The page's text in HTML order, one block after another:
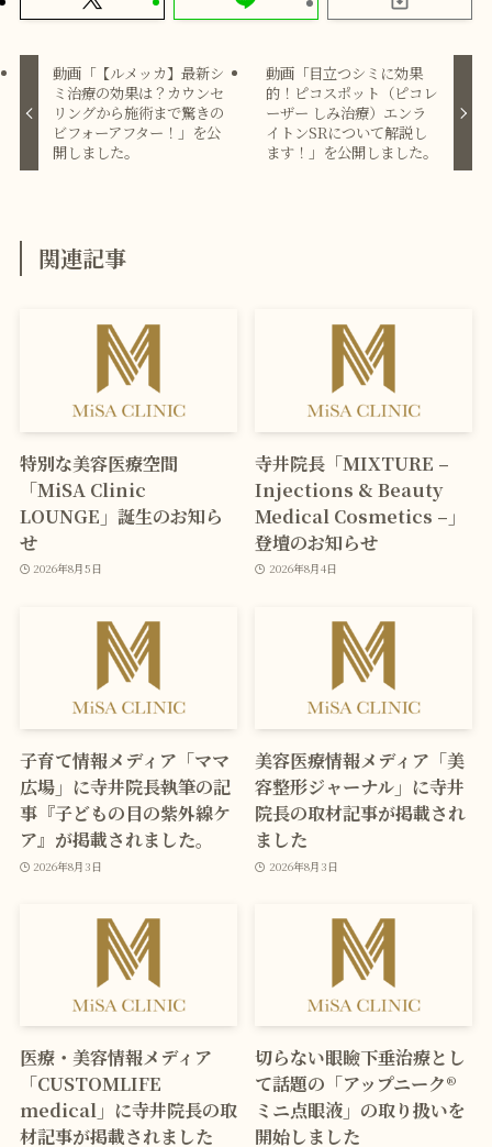
動画「【ルメッカ】最新シ
ミ治療の効果は？カウンセ
リングから施術まで驚きの
ビフォーアフター！」を公
開しました。
動画「目立つシミに効果
的！ピコスポット（ピコレ
ーザー しみ治療）エンラ
イトンSRについて解説し
ます！」を公開しました。
関連記事
特別な美容医療空間
「MiSA Clinic
LOUNGE」誕生のお知ら
せ
2026年8月5日
寺井院長「MIXTURE –
Injections & Beauty
Medical Cosmetics –」
登壇のお知らせ
2026年8月4日
子育て情報メディア「ママ
広場」に寺井院長執筆の記
事『子どもの目の紫外線ケ
ア』が掲載されました。
2026年8月3日
美容医療情報メディア「美
容整形ジャーナル」に寺井
院長の取材記事が掲載され
ました
2026年8月3日
医療・美容情報メディア
「CUSTOMLIFE
medical」に寺井院長の取
材記事が掲載されました
切らない眼瞼下垂治療とし
て話題の「アップニーク®
ミニ点眼液」の取り扱いを
開始しました